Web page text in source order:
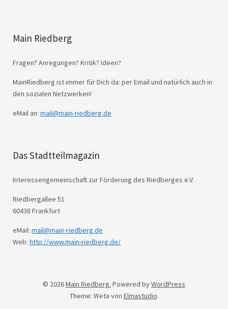
Main Riedberg
Fragen? Anregungen? Kritik? Ideen?
MainRiedberg ist immer für Dich da: per Email und natürlich auch in
den sozialen Netzwerken!
eMail an: mail@main-riedberg.de
Das Stadtteilmagazin
Interessengemeinschaft zur Förderung des Riedberges e.V.
Riedbergallee 51
60438 Frankfurt
eMail: mail@main-riedberg.de
Web: http://www.main-riedberg.de/
© 2026Main Riedberg. Powered byWordPress
Theme: Weta von Elmastudio.